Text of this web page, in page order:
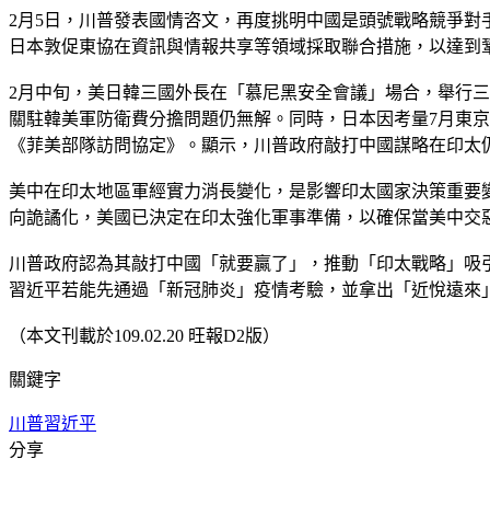
2月5日，川普發表國情咨文，再度挑明中國是頭號戰略競爭
日本敦促東協在資訊與情報共享等領域採取聯合措施，以達
2月中旬，美日韓三國外長在「慕尼黑安全會議」場合，舉行
關駐韓美軍防衛費分擔問題仍無解。同時，日本因考量7月東
《菲美部隊訪問協定》。顯示，川普政府敲打中國謀略在印太
美中在印太地區軍經實力消長變化，是影響印太國家決策重
向詭譎化，美國已決定在印太強化軍事準備，以確保當美中
川普政府認為其敲打中國「就要贏了」，推動「印太戰略」
習近平若能先通過「新冠肺炎」疫情考驗，並拿出「近悅遠
（本文刊載於109.02.20 旺報D2版）
關鍵字
川普習近平
分享